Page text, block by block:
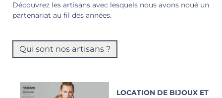
Découvrez les artisans avec lesquels nous avons noué un
partenariat au fil des années.
Qui sont nos artisans ?
LOCATION DE BIJOUX ET